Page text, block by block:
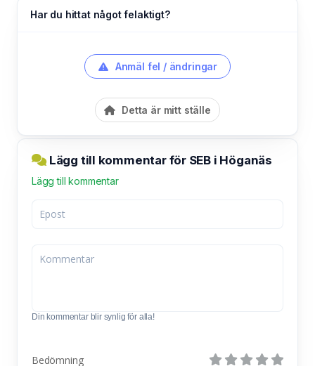
Har du hittat något felaktigt?
Anmäl fel / ändringar
Detta är mitt ställe
Lägg till kommentar för SEB i Höganäs
Lägg till kommentar
Din kommentar blir synlig för alla!
Bedömning